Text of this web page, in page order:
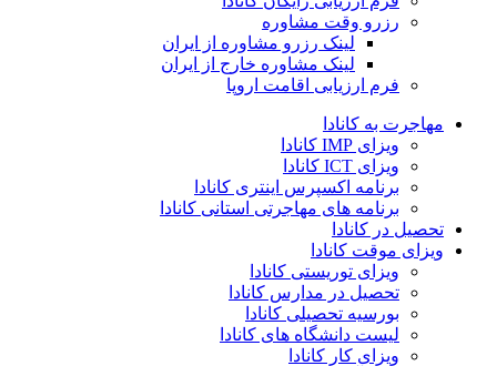
رزرو وقت مشاوره
لینک رزرو مشاوره از ایران
لینک مشاوره خارج از ایران
فرم ارزیابی اقامت اروپا
مهاجرت به کانادا
ویزای IMP کانادا
ویزای ICT کانادا
برنامه اکسپرس اینتری کانادا
برنامه های مهاجرتی استانی کانادا
تحصیل در کانادا
ویزای موقت کانادا
ویزای توریستی کانادا
تحصیل در مدارس کانادا
بورسیه تحصیلی کانادا
لیست دانشگاه های کانادا
ویزای کار کانادا